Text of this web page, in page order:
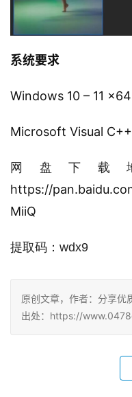
系统要求
Windows 10 – 11 x64
Microsoft Visual
网盘下
https://
MiiQ
提取码：wdx9
原创文章，作者：分享优
出处：https://